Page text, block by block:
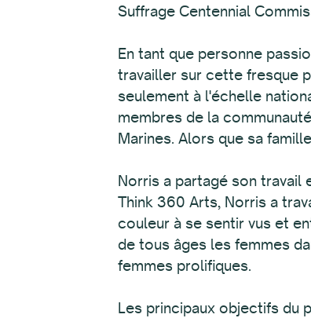
Suffrage Centennial
En tant que personne
travailler sur cette fresque
seulement à l'échelle
membres de la
Marines. Alors que sa
Norris a partagé son travail
Think 360 Arts, Norris a
couleur à se sentir vus et
de tous âges les femmes
femmes prolifiques.
Les principaux objectifs du